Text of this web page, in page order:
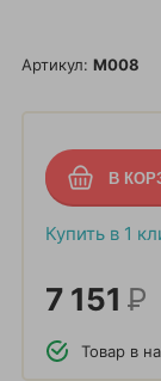
Артикул: M008
Купить в 1
7 151 Р
Товар в